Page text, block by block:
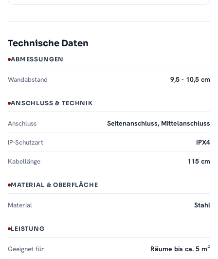
Technische Daten
ABMESSUNGEN
Wandabstand 9,5 - 10,5 cm
ANSCHLUSS & TECHNIK
Anschluss Seitenanschluss, Mittelanschluss
IP-Schutzart IPX4
Kabellänge 115 cm
MATERIAL & OBERFLÄCHE
Material Stahl
LEISTUNG
Geeignet für Räume bis ca. 5 m²